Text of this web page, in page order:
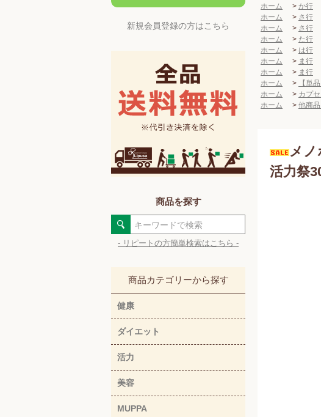
新規会員登録の方はこちら
商品を探す
- リピートの方簡単検索はこちら -
商品カテゴリーから探す
健康
ダイエット
活力
美容
MUPPA
ホーム
> か行
ホーム
> さ行
ホーム
> さ行
ホーム
> た行
ホーム
> は行
ホーム
> ま行
ホーム
> ま行
ホーム
>
【単品
ホーム
> カプ
ホーム
> 他商
メ
活力祭